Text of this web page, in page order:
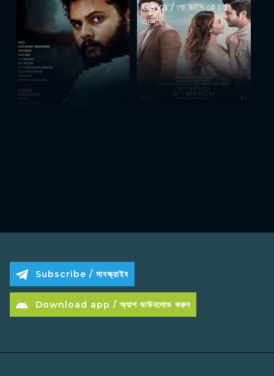
Gaya / কে জানে কে চলে
এসেছে
Subscribe / সাবস্ক্রাইব
Download app / অ্যাপ ডাউনলোড করুন